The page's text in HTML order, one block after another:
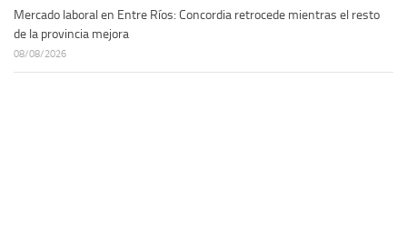
Mercado laboral en Entre Ríos: Concordia retrocede mientras el resto
de la provincia mejora
08/08/2026